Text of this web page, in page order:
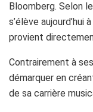
Bloomberg. Selon
s’élève aujourd’hui
provient
Contrairement à
démarquer en
de sa carrière